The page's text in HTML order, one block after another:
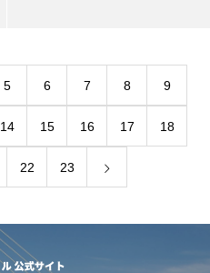
5 6 7 8 9
14 15 16 17 18
22 23